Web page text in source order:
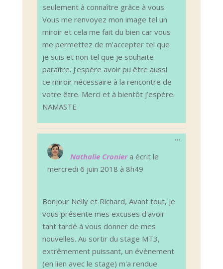
seulement à connaître grâce à vous.
Vous me renvoyez mon image tel un
miroir et cela me fait du bien car vous
me permettez de m’accepter tel que
je suis et non tel que je souhaite
paraître. J’espère avoir pu être aussi
ce miroir nécessaire à la rencontre de
votre être. Merci et à bientôt j’espère.
NAMASTE
Nathalie Cronier a écrit le
mercredi 6 juin 2018 à 8h49
Bonjour Nelly et Richard, Avant tout, je
vous présente mes excuses d'avoir
tant tardé à vous donner de mes
nouvelles. Au sortir du stage MT3,
extrêmement puissant, un évènement
(en lien avec le stage) m'a rendue
...